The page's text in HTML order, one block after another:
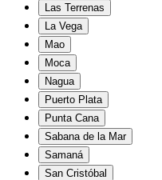
Las Terrenas
La Vega
Mao
Moca
Nagua
Puerto Plata
Punta Cana
Sabana de la Mar
Samaná
San Cristóbal